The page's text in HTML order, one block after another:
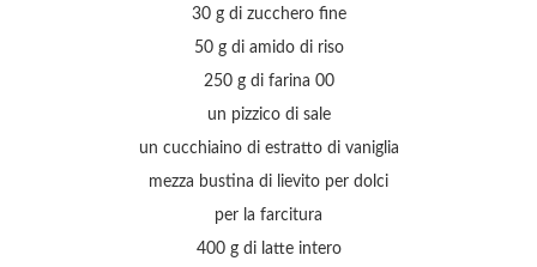
30 g di zucchero fine
50 g di amido di riso
250 g di farina 00
un pizzico di sale
un cucchiaino di estratto di vaniglia
mezza bustina di lievito per dolci
per la farcitura
400 g di latte intero